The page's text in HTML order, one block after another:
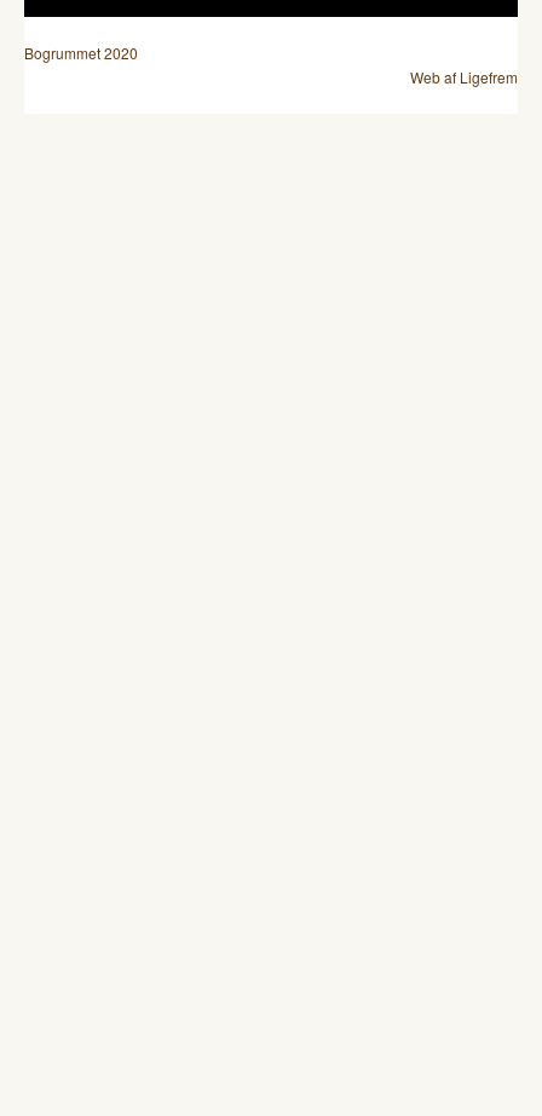
Bogrummet 2020
Web af Ligefrem